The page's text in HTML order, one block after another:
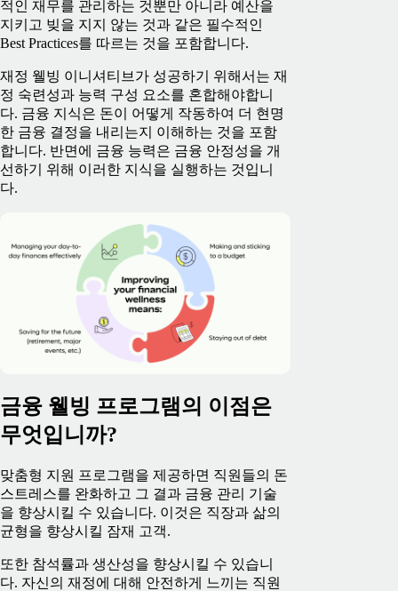
적인 재무를 관리하는 것뿐만 아니라 예산을
지키고 빚을 지지 않는 것과 같은 필수적인
Best Practices를 따르는 것을 포함합니다.
재정 웰빙 이니셔티브가 성공하기 위해서는 재
정 숙련성과 능력 구성 요소를 혼합해야합니
다. 금융 지식은 돈이 어떻게 작동하여 더 현명
한 금융 결정을 내리는지 이해하는 것을 포함
합니다. 반면에 금융 능력은 금융 안정성을 개
선하기 위해 이러한 지식을 실행하는 것입니
다.
금융 웰빙 프로그램의 이점은
무엇입니까?
맞춤형 지원 프로그램을 제공하면 직원들의 돈
스트레스를 완화하고 그 결과 금융 관리 기술
을 향상시킬 수 있습니다. 이것은 직장과 삶의
균형을 향상시킬 잠재 고객.
또한 참석률과 생산성을 향상시킬 수 있습니
다. 자신의 재정에 대해 안전하게 느끼는 직원